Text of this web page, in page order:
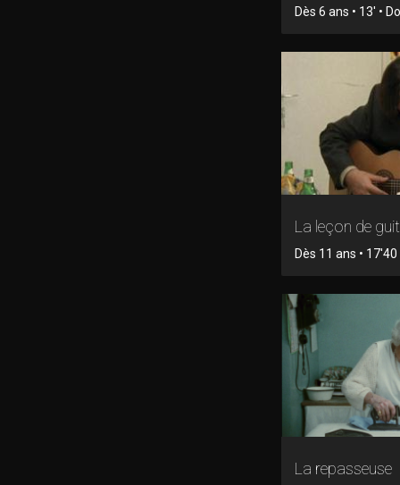
Dès 6 ans • 13' •
La leçon de
Dès 11 ans • 17'40
La repasseuse